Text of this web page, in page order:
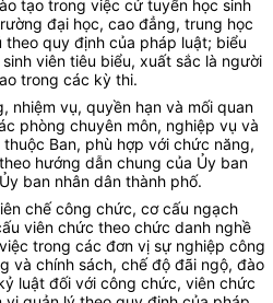
tạo trong việc cử tuyển học sinh
đại học, cao đẳng, trung học
quy định của pháp luật; biểu
viên tiêu biểu, xuất sắc là người
trong các kỳ thi.
nhiệm vụ, quyền hạn và mối quan
phòng chuyên môn, nghiệp vụ và
Ban, phù hợp với chức năng,
hướng dẫn chung của Ủy ban
ban nhân dân thành phố.
chế công chức, cơ cấu ngạch
viên chức theo chức danh nghề
trong các đơn vị sự nghiệp công
và chính sách, chế độ đãi ngộ, đào
luật đối với công chức, viên chức